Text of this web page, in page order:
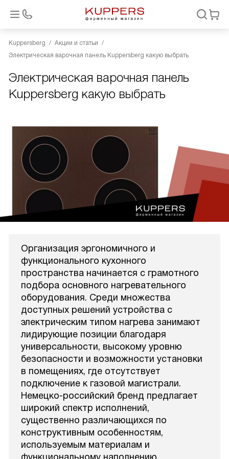
Kuppersberg
Акции и статьи
Электрическая варочная панель Kuppersberg какую выбрать
Электрическая варочная панель
Kuppersberg какую выбрать
Организация эргономичного и
функционального кухонного
пространства начинается с грамотного
подбора основного нагревательного
оборудования. Среди множества
доступных решений устройства с
электрическим типом нагрева занимают
лидирующие позиции благодаря
универсальности, высокому уровню
безопасности и возможности установки
в помещениях, где отсутствует
подключение к газовой магистрали.
Немецко-российский бренд предлагает
широкий спектр исполнений,
существенно различающихся по
конструктивным особенностям,
используемым материалам и
функциональному наполнению.